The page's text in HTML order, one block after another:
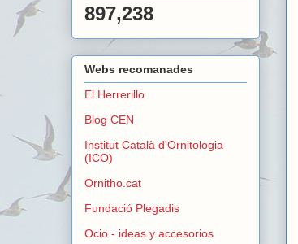
897,238
Webs recomanades
El Herrerillo
Blog CEN
Institut Català d'Ornitologia
(ICO)
Ornitho.cat
Fundació Plegadis
Ocio - ideas y accesorios